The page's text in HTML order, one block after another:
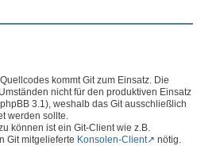
kommt Git zum Einsatz. Die
nicht für den produktiven Einsatz
3.1), weshalb das Git ausschließlich
werden sollte.
können ist ein Git-Client wie z.B.
Git mitgelieferte Konsolen-Client nötig.